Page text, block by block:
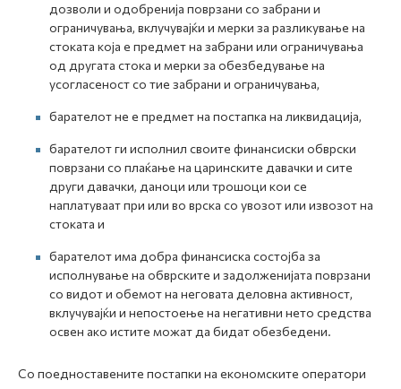
дозволи и одобренија поврзани со забрани и
ограничувања, вклучувајќи и мерки за разликување на
стоката која е предмет на забрани или ограничувања
од другата стока и мерки за обезбедување на
усогласеност со тие забрани и ограничувања,
барателот не е предмет на постапка на ликвидација,
барателот ги исполнил своите финансиски обврски
поврзани со плаќање на царинските давачки и сите
други давачки, даноци или трошоци кои се
наплатуваат при или во врска со увозот или извозот на
стоката и
барателот има добра финансиска состојба за
исполнување на обврските и задолженијата поврзани
со видот и обемот на неговата деловна активност,
вклучувајќи и непостоење на негативни нето средства
освен ако истите можат да бидат обезбедени.
Со поедноставените постапки на економските оператори